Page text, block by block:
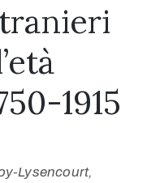
1915
Lysencourt,